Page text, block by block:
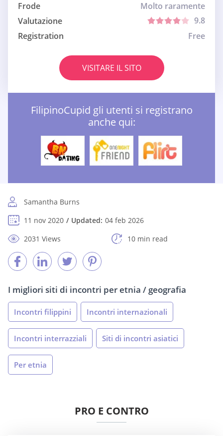
Frode
Molto raramente
Valutazione
9.8
Registration
Free
VISITARE IL SITO
FilipinoCupid gli utenti si registrano
anche qui:
Samantha Burns
11 nov 2020
Updated: 04 feb 2026
2031 Views
10 min read
I migliori siti di incontri per etnia / geografia
Incontri filippini Incontri internazionali
Incontri interrazziali Siti di incontri asiatici
Per etnia
PRO E CONTRO